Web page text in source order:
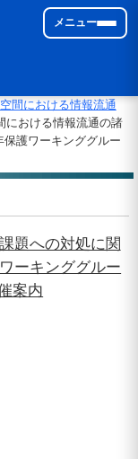
メニュー
間における情報流通
における情報流通の諸
護ワーキンググルー
題への対処に関
ーキンググルー
案内